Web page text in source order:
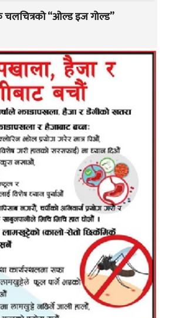
चलचित्रको “ओल्ड इज गोल्ड”